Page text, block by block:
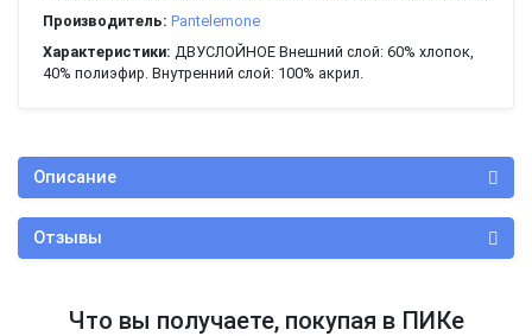
Производитель: Pantelemone
Характеристики: ДВУСЛОЙНОЕ Внешний слой: 60% хлопок,
40% полиэфир. Внутренний слой: 100% акрил.
Описание
Отзывы
Что вы получаете, покупая в ПИКе